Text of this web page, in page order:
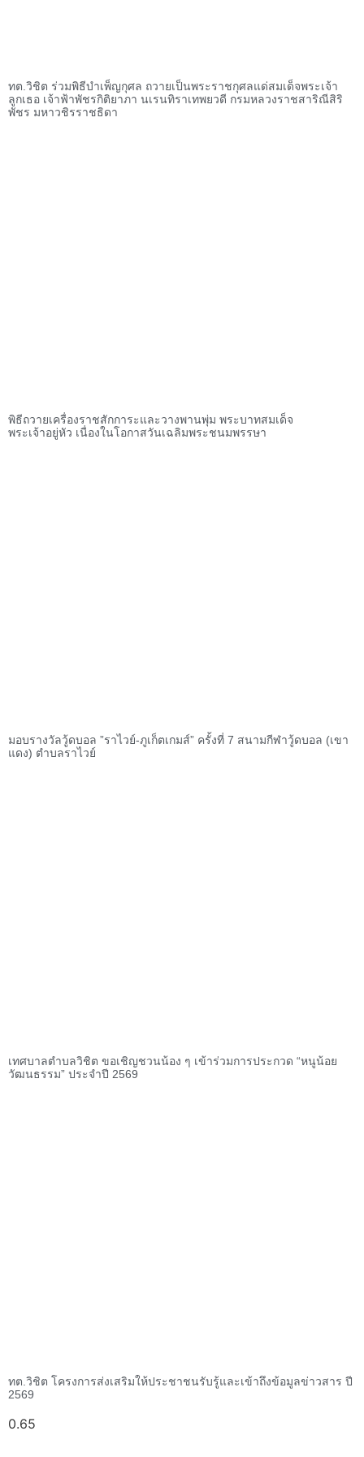
ทต.วิชิต ร่วมพิธีบำเพ็ญกุศล ถวายเป็นพระราชกุศลแด่สมเด็จพระเจ้า
ลูกเธอ เจ้าฟ้าพัชรกิติยาภา นเรนทิราเทพยวดี กรมหลวงราชสาริณีสิริ
พัชร มหาวชิรราชธิดา
พิธีถวายเครื่องราชสักการะและวางพานพุ่ม พระบาทสมเด็จ
พระเจ้าอยู่หัว เนื่องในโอกาสวันเฉลิมพระชนมพรรษา
มอบรางวัลวู้ดบอล ”ราไวย์-ภูเก็ตเกมส์” ครั้งที่ 7 สนามกีฬาวู้ดบอล (เขา
แดง) ตำบลราไวย์
เทศบาลตำบลวิชิต ขอเชิญชวนน้อง ๆ เข้าร่วมการประกวด “หนูน้อย
วัฒนธรรม” ประจำปี 2569
ทต.วิชิต โครงการส่งเสริมให้ประชาชนรับรู้และเข้าถึงข้อมูลข่าวสาร ปี
2569